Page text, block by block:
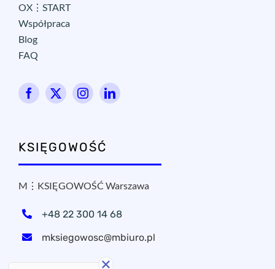
OX⋮START
Współpraca
Blog
FAQ
KSIĘGOWOŚĆ
M⋮KSIĘGOWOŚĆ Warszawa
+48 22 300 14 68
mksiegowosc@mbiuro.pl